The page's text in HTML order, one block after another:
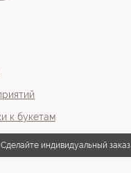
Сделайте индивидуальный заказ